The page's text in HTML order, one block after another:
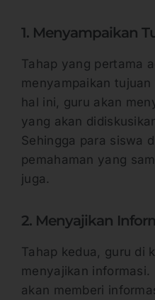
1. Menyampaikan
Tahap yang pertama
menyampaikan
hal ini, guru akan
yang akan
Sehingga para siswa
pemahaman yang
juga.
2. Menyajikan
Tahap kedua, guru di
menyajikan informasi.
akan memberi